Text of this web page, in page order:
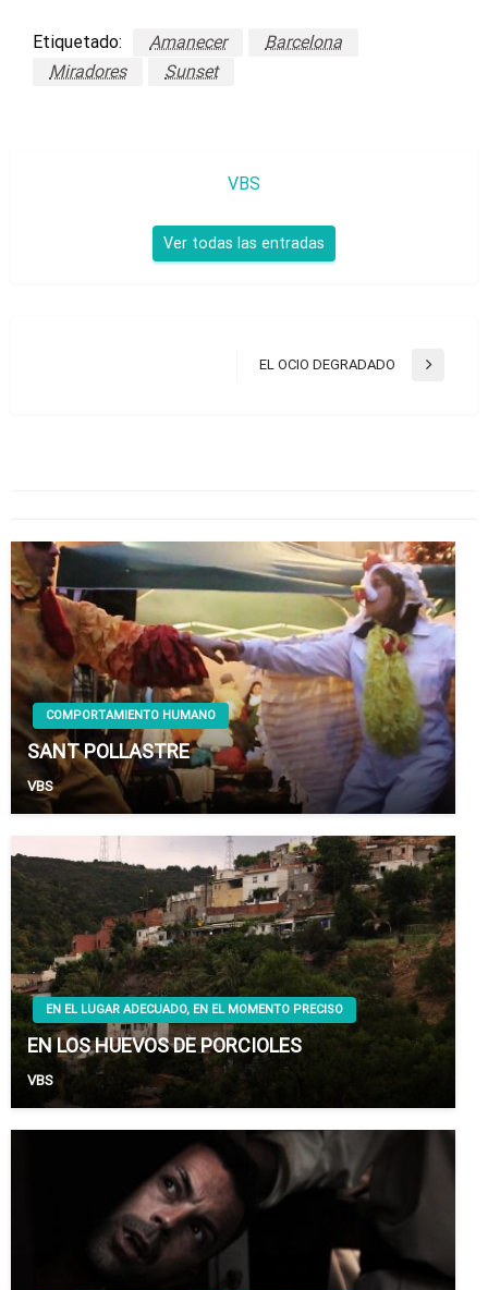
Etiquetado: Amanecer
Barcelona
Miradores
Sunset
VBS
Ver todas las entradas
Entrada
EL OCIO DEGRADADO
COMPORTAMIENTO HUMANO
SANT POLLASTRE
VBS
EN EL LUGAR ADECUADO, EN EL MOMENTO PRECISO
EN LOS HUEVOS DE PORCIOLES
VBS